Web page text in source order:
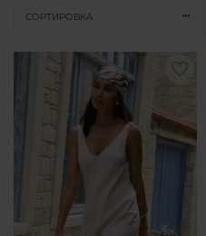
СОРТИРОВКА